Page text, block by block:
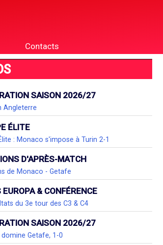
Contacts
SAISON 2026/27
Angleterre
ÉLITE
: Monaco s'impose à Turin 2-1
D'APRÈS-MATCH
de Monaco - Getafe
EUROPA & CONFÉRENCE
du 3e tour des C3 & C4
SAISON 2026/27
Getafe, 1-0